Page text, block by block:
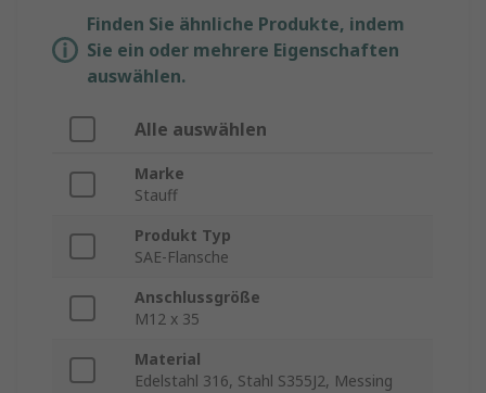
Finden Sie ähnliche Produkte, indem
Sie ein oder mehrere Eigenschaften
auswählen.
Alle auswählen
Marke
Stauff
Produkt Typ
SAE-Flansche
Anschlussgröße
M12 x 35
Material
Edelstahl 316, Stahl S355J2, Messing